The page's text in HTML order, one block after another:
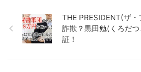
THE PRESIDENT(ザ
詐欺？黒田勉(くろだ
証！